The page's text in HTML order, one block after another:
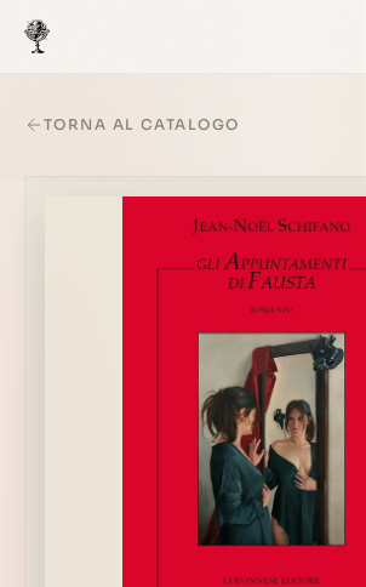
TORNA AL CATALOGO